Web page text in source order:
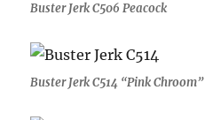
Buster Jerk C506 Peacock
Buster Jerk C514 “Pink Chroom”